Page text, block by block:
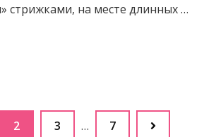
стрижками, на месте длинных …
Страница
2 Страница
3 … Страница
7